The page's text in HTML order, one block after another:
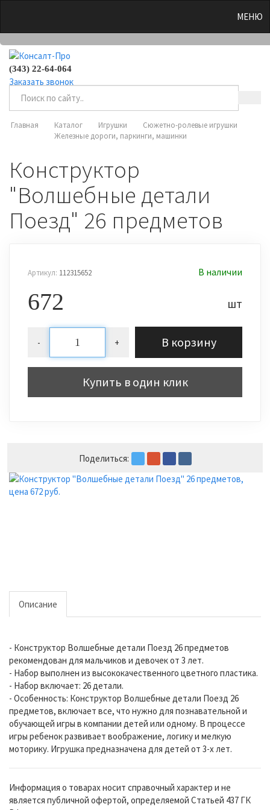
МЕНЮ
(343) 22-64-064
Заказать звонок
Главная Каталог Игрушки
Сюжетно-ролевые игрушки
Железные дороги, паркинги, машинки
Конструктор
"Волшебные детали
Поезд" 26 предметов
Артикул: 112315652 В наличии
672 шт
- + В корзину
Купить в один клик
Поделиться:
Описание
- Конструктор Волшебные детали Поезд 26 предметов
рекомендован для мальчиков и девочек от 3 лет.
- Набор выполнен из высококачественного цветного пластика.
- Набор включает: 26 детали.
- Особенность: Конструктор Волшебные детали Поезд 26
предметов, включает все, что нужно для познавательной и
обучающей игры в компании детей или одному. В процессе
игры ребенок развивает воображение, логику и мелкую
моторику. Игрушка предназначена для детей от 3-х лет.
Информация о товарах носит справочный характер и не
является публичной офертой, определяемой Статьей 437 ГК